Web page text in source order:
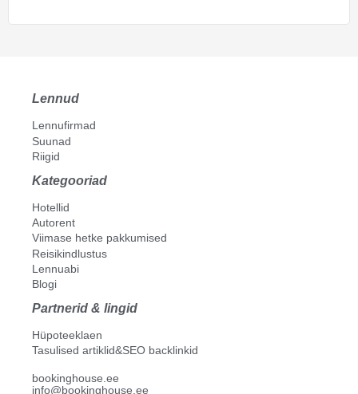
Lennud
Lennufirmad
Suunad
Riigid
Kategooriad
Hotellid
Autorent
Viimase hetke pakkumised
Reisikindlustus
Lennuabi
Blogi
Partnerid & lingid
Hüpoteeklaen
Tasulised artiklid&SEO backlinkid
bookinghouse.ee
info@bookinghouse.ee